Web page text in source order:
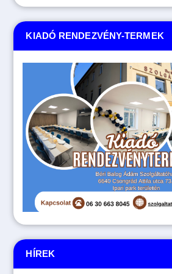
HÍREK
KIADÓ RENDEZVÉNY-TERMEK